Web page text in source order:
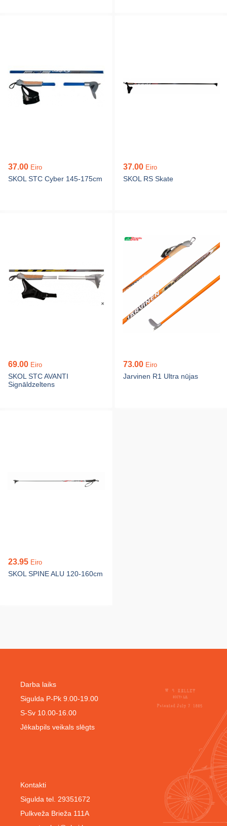
37.00 Eiro
SKOL STC Cyber 145-175cm
37.00 Eiro
SKOL RS Skate
69.00 Eiro
SKOL STC AVANTI
Signāldzeltens
73.00 Eiro
Jarvinen R1 Ultra nūjas
23.95 Eiro
SKOL SPINE ALU 120-160cm
Kontakti
Sigulda tel. 29351672
Pulkveža Brieža 111A
Darba laiks
Sigulda P-Pk 9.00-19.00
S-Sv 10.00-16.00
Jēkabpils veikals slēgts